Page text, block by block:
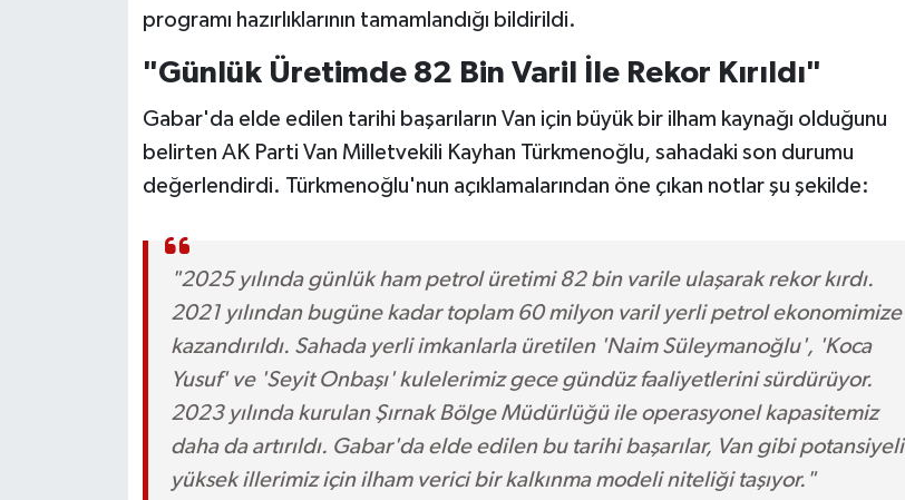
programı hazırlıklarının tamamlandığı bildirildi.
"Günlük Üretimde 82 Bin Varil İle Rekor Kırıldı"
Gabar'da elde edilen tarihi başarıların Van için büyük bir ilham kaynağı olduğunu
belirten AK Parti Van Milletvekili Kayhan Türkmenoğlu, sahadaki son durumu
değerlendirdi. Türkmenoğlu'nun açıklamalarından öne çıkan notlar şu şekilde:
"2025 yılında günlük ham petrol üretimi 82 bin varile ulaşarak rekor kırdı.
2021 yılından bugüne kadar toplam 60 milyon varil yerli petrol ekonomimize
kazandırıldı. Sahada yerli imkanlarla üretilen 'Naim Süleymanoğlu', 'Koca
Yusuf' ve 'Seyit Onbaşı' kulelerimiz gece gündüz faaliyetlerini sürdürüyor.
2023 yılında kurulan Şırnak Bölge Müdürlüğü ile operasyonel kapasitemiz
daha da artırıldı. Gabar'da elde edilen bu tarihi başarılar, Van gibi potansiyeli
yüksek illerimiz için ilham verici bir kalkınma modeli niteliği taşıyor."